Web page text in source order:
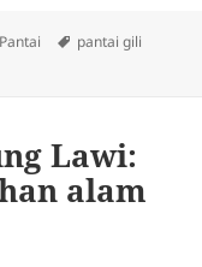
Tags
pantai gili
Lawi:
alam